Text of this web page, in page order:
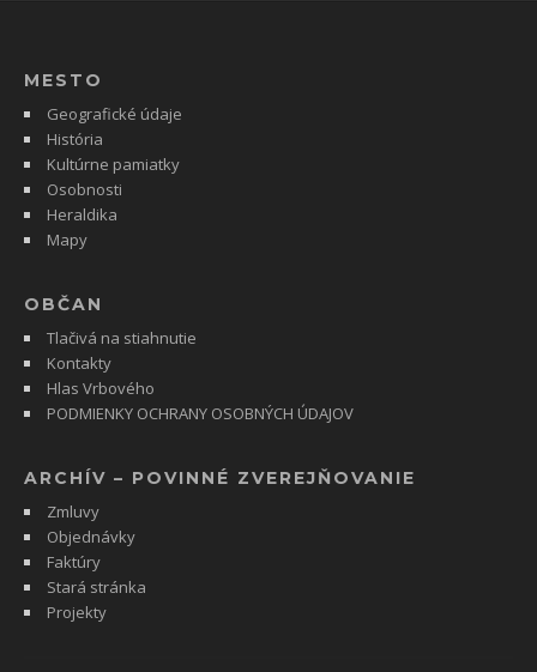
MESTO
Geografické údaje
História
Kultúrne pamiatky
Osobnosti
Heraldika
Mapy
OBČAN
Tlačivá na stiahnutie
Kontakty
Hlas Vrbového
PODMIENKY OCHRANY OSOBNÝCH ÚDAJOV
ARCHÍV – POVINNÉ ZVEREJŇOVANIE
Zmluvy
Objednávky
Faktúry
Stará stránka
Projekty